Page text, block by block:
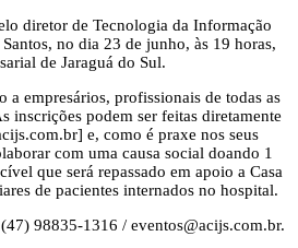
diretor de Tecnologia da Informação
no dia 23 de junho, às 19 horas,
de Jaraguá do Sul.
a empresários, profissionais de todas as
inscrições podem ser feitas diretamente
e, como é praxe nos seus
com uma causa social doando 1
que será repassado em apoio a Casa
de pacientes internados no hospital.
98835-1316 / eventos@acijs.com.br.